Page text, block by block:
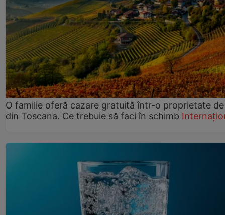
O familie oferă cazare gratuită într-o proprietate
din Toscana. Ce trebuie să faci în schimb